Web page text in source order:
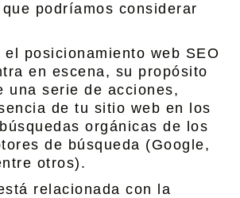
podríamos considerar
el posicionamiento web SEO
en escena, su propósito
una serie de acciones,
de tu sitio web en los
orgánicas de los
de búsqueda (Google,
otros).
relacionada con la